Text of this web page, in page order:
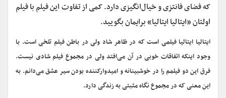
که فضای فانتزی و خیال‌انگیزی دارد. کمی از تفاوت این فیلم با فیلم
اولتان «ایتالیا ایتالیا» برایمان بگویید.
ایتالیا ایتالیا فیلمی است که در ظاهر شاد ولی در باطن فیلم تلخی است. با
وجود اینکه اتفاقات خوبی در آن می‌افتد ولی در مجموع فیلم شادی نیست.
فرق این دو فیلمم را در خوشبینانه و امیدوارکننده بودن سیر عشق می‌دانم. به
این معنی که در مجموع نگاه مثبتی به زندگی دارد.